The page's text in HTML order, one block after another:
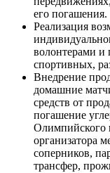
его погашения.
Реализация
волонтерами
спортивных,
Внедрение
домашние
средств от
погашение
Олимпийского
организатора
соперников,
трансфер,